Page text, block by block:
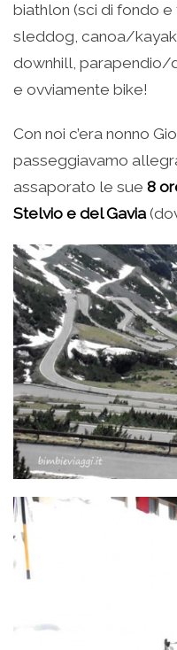
biathlon (sci di fondo
sleddog, canoa/
downhill, parapendio/
e ovviamente bike!
Con noi c’era nonno
passeggiavamo
assaporato le sue 8
Stelvio e del Gavia